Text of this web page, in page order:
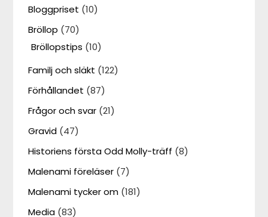
Bloggpriset (10)
Bröllop (70)
Bröllopstips (10)
Familj och släkt (122)
Förhållandet (87)
Frågor och svar (21)
Gravid (47)
Historiens första Odd Molly-träff (8)
Malenami föreläser (7)
Malenami tycker om (181)
Media (83)